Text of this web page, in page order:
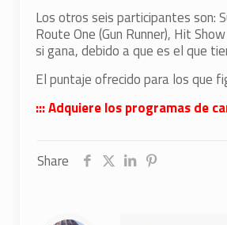
Los otros seis participantes son:
Route One (Gun Runner), Hit
si gana, debido a que es el que
El puntaje ofrecido para los que
::: Adquiere los programas de
Share